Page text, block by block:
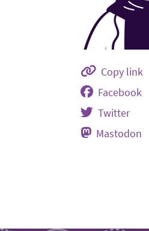
Copy link
Facebook
Twitter
Mastodon